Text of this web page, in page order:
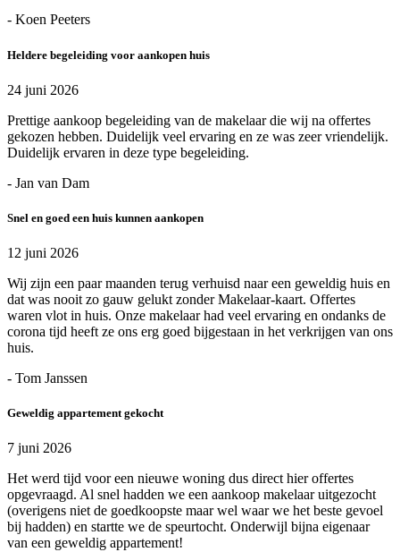
- Koen Peeters
Heldere begeleiding voor aankopen huis
24 juni 2026
Prettige aankoop begeleiding van de makelaar die wij na offertes
gekozen hebben. Duidelijk veel ervaring en ze was zeer vriendelijk.
Duidelijk ervaren in deze type begeleiding.
- Jan van Dam
Snel en goed een huis kunnen aankopen
12 juni 2026
Wij zijn een paar maanden terug verhuisd naar een geweldig huis en
dat was nooit zo gauw gelukt zonder Makelaar-kaart. Offertes
waren vlot in huis. Onze makelaar had veel ervaring en ondanks de
corona tijd heeft ze ons erg goed bijgestaan in het verkrijgen van ons
huis.
- Tom Janssen
Geweldig appartement gekocht
7 juni 2026
Het werd tijd voor een nieuwe woning dus direct hier offertes
opgevraagd. Al snel hadden we een aankoop makelaar uitgezocht
(overigens niet de goedkoopste maar wel waar we het beste gevoel
bij hadden) en startte we de speurtocht. Onderwijl bijna eigenaar
van een geweldig appartement!